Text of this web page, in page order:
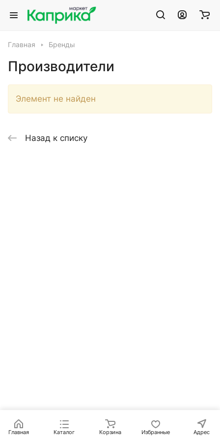
Главная Бренды
Производители
Элемент не найден
Назад к списку
Главная Каталог Корзина Избранные Адрес